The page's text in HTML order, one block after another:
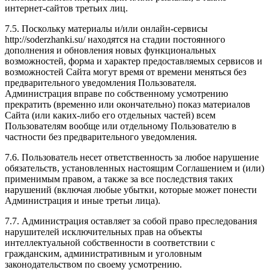
интернет-сайтов третьих лиц.
7.5. Поскольку материалы и/или онлайн-сервисы
http://soderzhanki.su/ находятся на стадии постоянного
дополнения и обновления новых функциональных
возможностей, форма и характер предоставляемых сервисов и
возможностей Сайта могут время от времени меняться без
предварительного уведомления Пользователя.
Администрация вправе по собственному усмотрению
прекратить (временно или окончательно) показ материалов
Сайта (или каких-либо его отдельных частей) всем
Пользователям вообще или отдельному Пользователю в
частности без предварительного уведомления.
7.6. Пользователь несет ответственность за любое нарушение
обязательств, установленных настоящим Соглашением и (или)
применимым правом, а также за все последствия таких
нарушений (включая любые убытки, которые может понести
Администрация и иные третьи лица).
7.7. Администрация оставляет за собой право преследования
нарушителей исключительных прав на объекты
интеллектуальной собственности в соответствии с
гражданским, административным и уголовным
законодательством по своему усмотрению.